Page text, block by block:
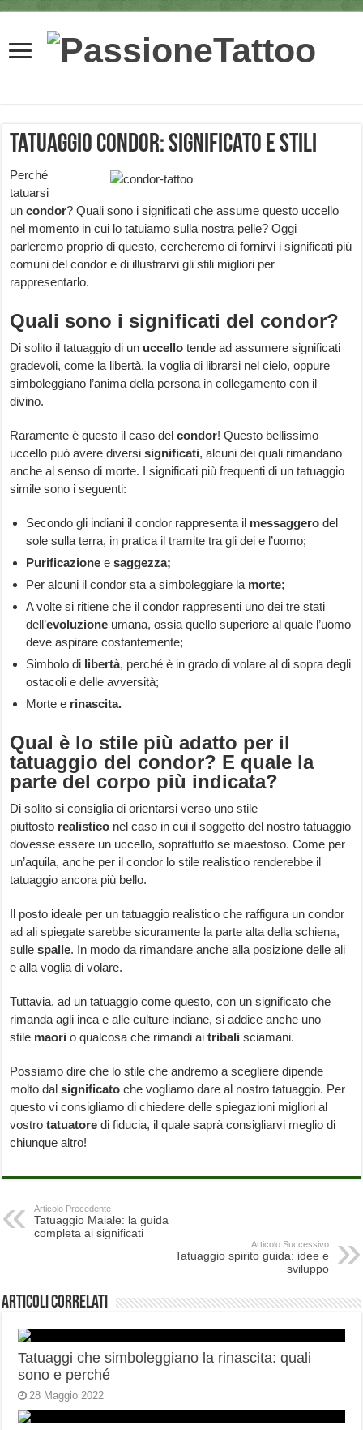
Tatuaggio Condor: significato e stili
Perché
tatuarsi
uncondor? Quali sono i significati che assume questo uccello
nel momento in cui lo tatuiamo sulla nostra pelle? Oggi
parleremo proprio di questo, cercheremo di fornirvi i significati più
comuni del condor e di illustrarvi gli stili migliori per
rappresentarlo.
Quali sono i significati del condor?
Di solito il tatuaggio di un uccello tende ad assumere significati
gradevoli, come la libertà, la voglia di librarsi nel cielo, oppure
simboleggiano l’anima della persona in collegamento con il
divino.
Raramente è questo il caso delcondor! Questo bellissimo
uccello può avere diversisignificati, alcuni dei quali rimandano
anche al senso di morte. I significati più frequenti di un tatuaggio
simile sono i seguenti:
Secondo gli indiani il condor rappresenta il messaggero del
sole sulla terra, in pratica il tramite tra gli dei e l’uomo;
Purificazione esaggezza;
Per alcuni il condor sta a simboleggiare la morte;
A volte si ritiene che il condor rappresenti uno dei tre stati
dell’evoluzione umana, ossia quello superiore al quale l’uomo
deve aspirare costantemente;
Simbolo di libertà, perché è in grado di volare al di sopra degli
ostacoli e delle avversità;
Morte e rinascita.
Qual è lo stile più adatto per il
tatuaggio del condor? E quale la
parte del corpo più indicata?
Di solito si consiglia di orientarsi verso uno stile
piuttosto realistico nel caso in cui il soggetto del nostro tatuaggio
dovesse essere un uccello, soprattutto se maestoso. Come per
un’aquila, anche per il condor lo stile realistico renderebbe il
tatuaggio ancora più bello.
Il posto ideale per un tatuaggio realistico che raffigura un condor
ad ali spiegate sarebbe sicuramente la parte alta della schiena,
sullespalle. In modo da rimandare anche alla posizione delle ali
e alla voglia di volare.
Tuttavia, ad un tatuaggio come questo, con un significato che
rimanda agli inca e alle culture indiane, si addice anche uno
stile maori o qualcosa che rimandi aitribali sciamani.
Possiamo dire che lo stile che andremo a scegliere dipende
molto dalsignificato che vogliamo dare al nostro tatuaggio. Per
questo vi consigliamo di chiedere delle spiegazioni migliori al
vostrotatuatore di fiducia, il quale saprà consigliarvi meglio di
chiunque altro!
Articolo Precedente
Tatuaggio Maiale: la guida
completa ai significati
Articolo Successivo
Tatuaggio spirito guida: idee e
sviluppo
Articoli correlati
Tatuaggi che simboleggiano la rinascita: quali
sono e perché
28 Maggio 2022